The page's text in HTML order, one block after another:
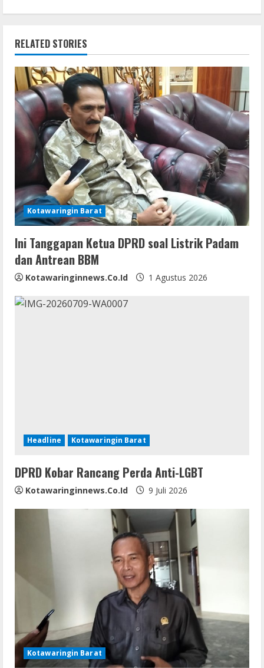
u
e
R
e
a
d
i
n
g
RELATED STORIES
Kotawaringin Barat
Ini Tanggapan Ketua DPRD soal Listrik Padam
dan Antrean BBM
Kotawaringinnews.co.id 1 Agustus 2026
Headline Kotawaringin Barat
DPRD Kobar Rancang Perda Anti-LGBT
Kotawaringinnews.co.id 9 Juli 2026
Kotawaringin Barat